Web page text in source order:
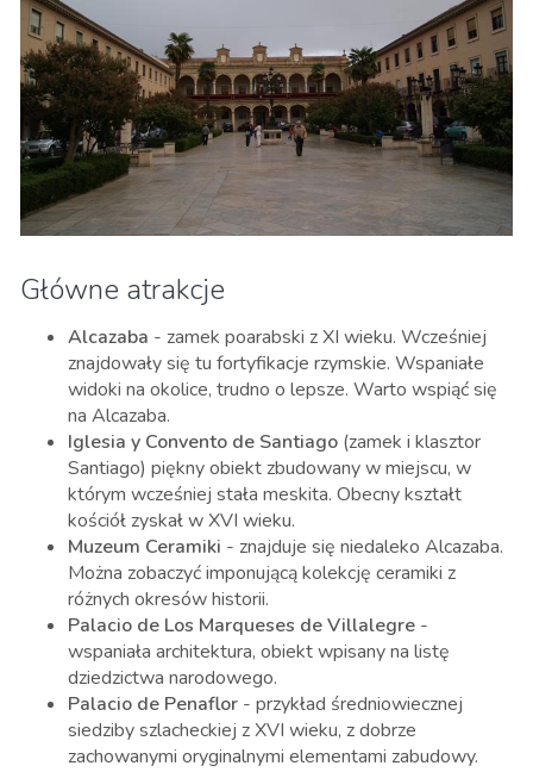
Główne atrakcje
Alcazaba - zamek poarabski z XI wieku. Wcześniej
znajdowały się tu fortyfikacje rzymskie. Wspaniałe
widoki na okolice, trudno o lepsze. Warto wspiąć się
na Alcazaba.
Iglesia y Convento de Santiago (zamek i klasztor
Santiago) piękny obiekt zbudowany w miejscu, w
którym wcześniej stała meskita. Obecny kształt
kościół zyskał w XVI wieku.
Muzeum Ceramiki - znajduje się niedaleko Alcazaba.
Można zobaczyć imponującą kolekcję ceramiki z
różnych okresów historii.
Palacio de Los Marqueses de Villalegre -
wspaniała architektura, obiekt wpisany na listę
dziedzictwa narodowego.
Palacio de Penaflor - przykład średniowiecznej
siedziby szlacheckiej z XVI wieku, z dobrze
zachowanymi oryginalnymi elementami zabudowy.